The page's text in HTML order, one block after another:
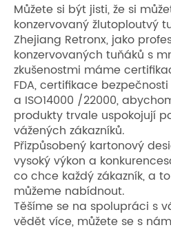
Můžete si být jisti, že si
konzervovaný žlutoploutvý
Zhejiang Retronx, jako
konzervovaných tuňáků s
zkušenostmi máme
FDA, certifikace bezpečnosti
a ISO14000 /22000,
produkty trvale uspokojují
vážených zákazníků.
Přizpůsobený kartonový
vysoký výkon a
co chce každý zákazník, a
můžeme nabídnout.
Těšíme se na spolupráci s
vědět více, můžete se s